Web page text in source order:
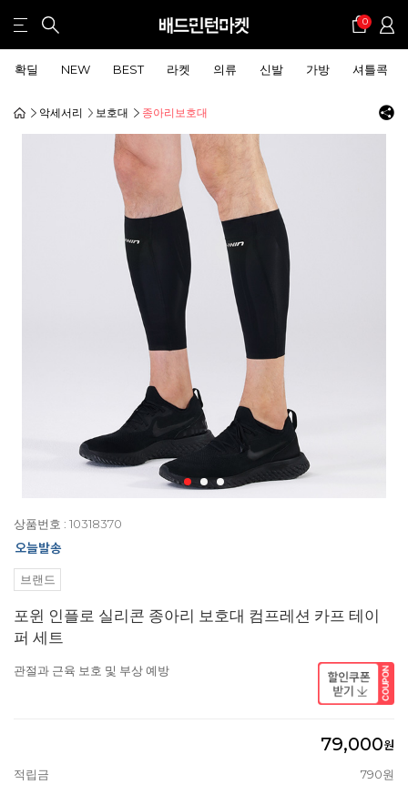
0
확딜 NEW BEST 라켓 의류 신발 가방 셔틀콕
악세서리 보호대 종아리보호대
상품번호 : 10318370
브랜드
포윈 인플로 실리콘 종아리 보호대 컴프레션 카프 테이
퍼 세트
관절과 근육 보호 및 부상 예방
79,000원
적립금
790원